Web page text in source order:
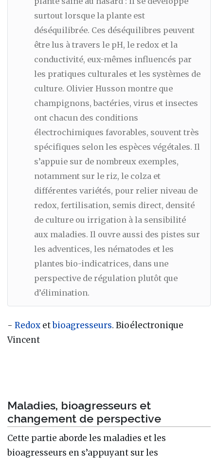
surtout lorsque la plante est
déséquilibrée. Ces déséquilibres peuvent
être lus à travers le pH, le redox et la
conductivité, eux-mêmes influencés par
les pratiques culturales et les systèmes de
culture. Olivier Husson montre que
champignons, bactéries, virus et insectes
ont chacun des conditions
électrochimiques favorables, souvent très
spécifiques selon les espèces végétales. Il
s’appuie sur de nombreux exemples,
notamment sur le riz, le colza et
différentes variétés, pour relier niveau de
redox, fertilisation, semis direct, densité
de culture ou irrigation à la sensibilité
aux maladies. Il ouvre aussi des pistes sur
les adventices, les nématodes et les
plantes bio-indicatrices, dans une
perspective de régulation plutôt que
d’élimination.
- Redox etbioagresseurs. Bioélectronique
Vincent
Maladies, bioagresseurs et
changement de perspective
Cette partie aborde les maladies et les
bioagresseurs en s’appuyant sur les